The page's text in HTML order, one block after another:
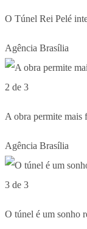
O Túnel Rei Pelé
Agência Brasília
2 de 3
A obra permite
Agência Brasília
3 de 3
O túnel é um sonho